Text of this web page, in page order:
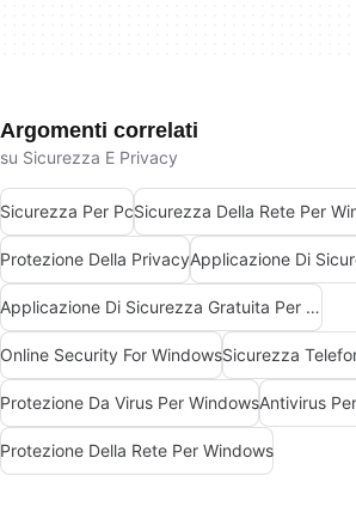
Argomenti correlati
su Sicurezza E Privacy
Sicurezza Per PcSicurezza Della Rete Per
Protezione Della PrivacyApplicazione Di
Applicazione Di Sicurezza Gratuita Per Windows
Online Security For WindowsSicurezza
Protezione Da Virus Per WindowsAntivirus
Protezione Della Rete Per Windows